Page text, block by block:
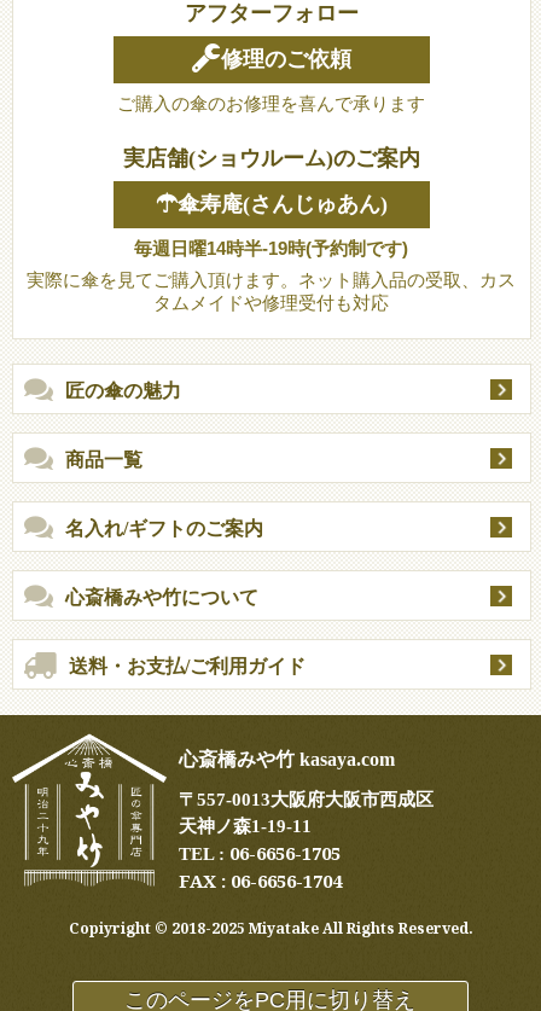
アフターフォロー
修理のご依頼
ご購入の傘のお修理を喜んで承ります
実店舗(ショウルーム)のご案内
☂傘寿庵(さんじゅあん)
毎週日曜14時半-19時(予約制です)
実際に傘を見てご購入頂けます。ネット購入品の受取、カス
タムメイドや修理受付も対応
匠の傘の魅力
商品一覧
名入れ/ギフトのご案内
心斎橋みや竹について
送料・お支払/ご利用ガイド
心斎橋みや竹 kasaya.com
〒557-0013大阪府大阪市西成区
天神ノ森1-19-11
TEL : 06-6656-1705
FAX : 06-6656-1704
Copiyright ©︎ 2018-2025 Miyatake All Rights Reserved.
このページをPC用に切り替え